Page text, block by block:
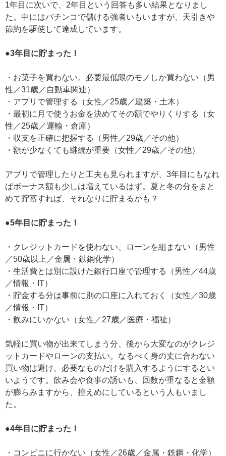
1年目に次いで、2年目という回答も多い結果となりまし
た。中にはパチンコで儲ける強者いもいますが、天引きや
節約を駆使して達成しています。
●3年目に貯まった！
・お菓子を買わない。必要最低限のモノしか買わない（男
性／31歳／自動車関連）
・アプリで管理する（女性／25歳／建築・土木）
・最初に月で使うお金を決めてその額でやりくりする（女
性／25歳／運輸・倉庫）
・収支を正確に把握する（男性／29歳／その他）
・額が少なくても継続が重要（女性／29歳／その他）
アプリで管理したりと工夫も見られますが、3年目にもなれ
ばボーナス額も少しは増えているはず。夏と冬の分をまと
めて貯蓄すれば、それなりに貯まるかも？
●5年目に貯まった！
・クレジットカードを使わない、ローンを組まない（男性
／50歳以上／金属・鉄鋼化学）
・生活費とは別に設けた銀行口座で管理する（男性／44歳
／情報・IT）
・貯金する分は事前に別の口座に入れておく（女性／30歳
／情報・IT）
・飲みにいかない（女性／27歳／医療・福祉）
気軽に買い物が出来てしまう分、後から大変なのがクレジ
ットカードやローンの支払い。なるべく身の丈に合わない
買い物は避け、必要なものだけを購入するようにするとい
いようです。飲み会や食事の誘いも、回数が重なると金額
が膨らみますから、控えめにしているという人もいまし
た。
●4年目に貯まった！
・コンビニに行かない（女性／26歳／金属・鉄鋼・化学）